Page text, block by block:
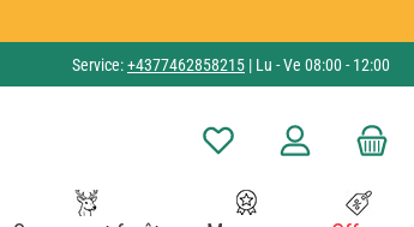
Service:+4377462858215 | Lu - Ve 08:00 - 12:00
Vous avez 0 articles dans